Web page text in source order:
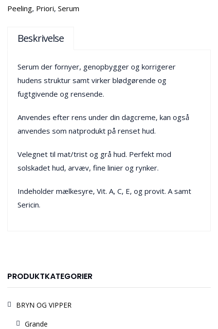
Peeling, Priori, Serum
Beskrivelse
Serum der fornyer, genopbygger og korrigerer
hudens struktur samt virker blødgørende og
fugtgivende og rensende.
Anvendes efter rens under din dagcreme, kan også
anvendes som natprodukt på renset hud.
Velegnet til mat/trist og grå hud. Perfekt mod
solskadet hud, arvæv, fine linier og rynker.
Indeholder mælkesyre, Vit. A, C, E, og provit. A samt
Sericin.
PRODUKTKATEGORIER
BRYN OG VIPPER
Grande